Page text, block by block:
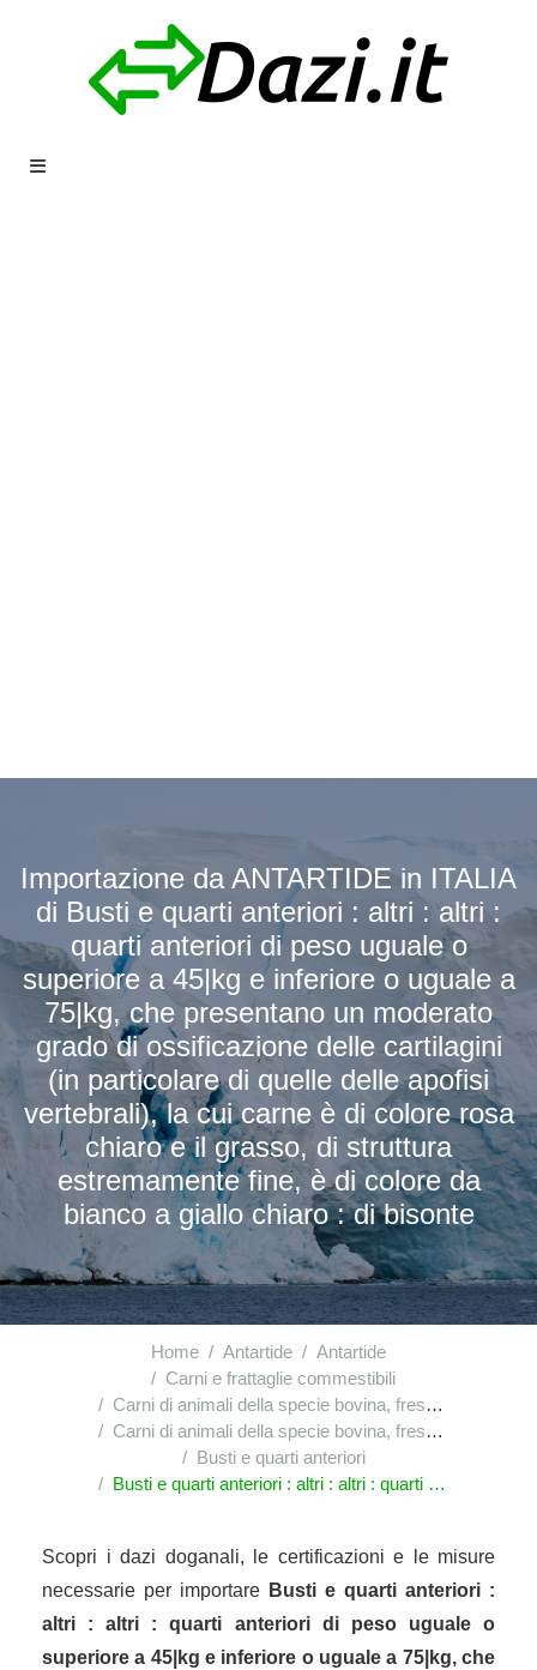
Importazione da ANTARTIDE in ITALIA
di Busti e quarti anteriori : altri : altri :
quarti anteriori di peso uguale o
superiore a 45|kg e inferiore o uguale a
75|kg, che presentano un moderato
grado di ossificazione delle cartilagini
(in particolare di quelle delle apofisi
vertebrali), la cui carne è di colore rosa
chiaro e il grasso, di struttura
estremamente fine, è di colore da
bianco a giallo chiaro : di bisonte
Home Antartide
Antartide
Carni e frattaglie commestibili
Carni di animali della specie bovina, fresche o refrigerate
Carni di animali della specie bovina, fresche o refrigerate : altri pezzi non disossati
Busti e quarti anteriori
Busti e quarti anteriori : altri : altri : quarti anteriori di peso uguale o superiore a 45|kg e inferiore o uguale a 75|kg, che presentano un moderato grado di ossificazione delle cartilagini (in particolare di quelle delle apofisi vertebrali), la cui carne è di colore rosa chiaro e il grasso, di struttura estremamente fine, è di colore da bianco a giallo chiaro : di bisonte
Scopri i dazi doganali, le certificazioni e le misure
necessarie per importare Busti e quarti anteriori :
altri : altri : quarti anteriori di peso uguale o
superiore a 45|kg e inferiore o uguale a 75|kg, che